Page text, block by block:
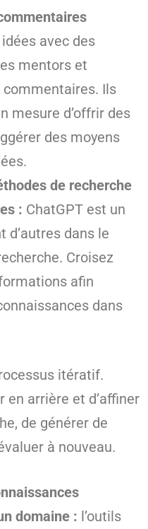
avec des
mentors et
Ils
mesure d’offrir des
des moyens
de recherche
: ChatGPT est un
d’autres dans le
Croisez
afin
dans
itératif.
en arrière et d’affiner
de générer de
à nouveau.
domaine : l’outils